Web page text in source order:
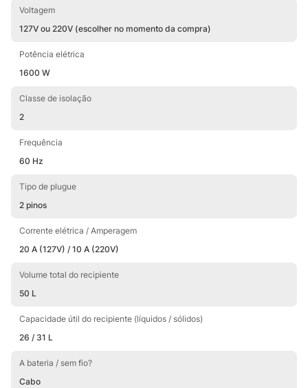
Voltagem
127V ou 220V (escolher no momento da compra)
Potência elétrica
1600 W
Classe de isolação
2
Frequência
60 Hz
Tipo de plugue
2 pinos
Corrente elétrica / Amperagem
20 A (127V) / 10 A (220V)
Volume total do recipiente
50 L
Capacidade útil do recipiente (líquidos / sólidos)
26 / 31 L
A bateria / sem fio?
Cabo